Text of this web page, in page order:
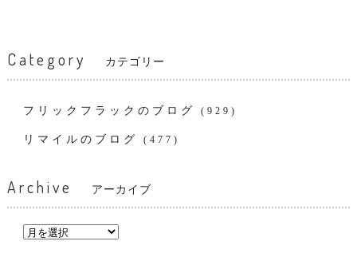
Category カテゴリー
フリックフラックのブログ (929)
リマイルのブログ (477)
Archive アーカイブ